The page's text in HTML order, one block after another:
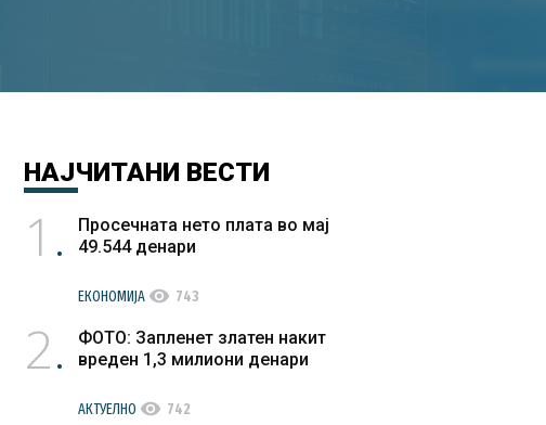
НАЈЧИТАНИ ВЕСТИ
1
Просечната нето плата во мај
49.544 денари
ЕКОНОМИЈА visibility 743
2
ФОТО: Запленет златен накит
вреден 1,3 милиони денари
АКТУЕЛНО visibility 742